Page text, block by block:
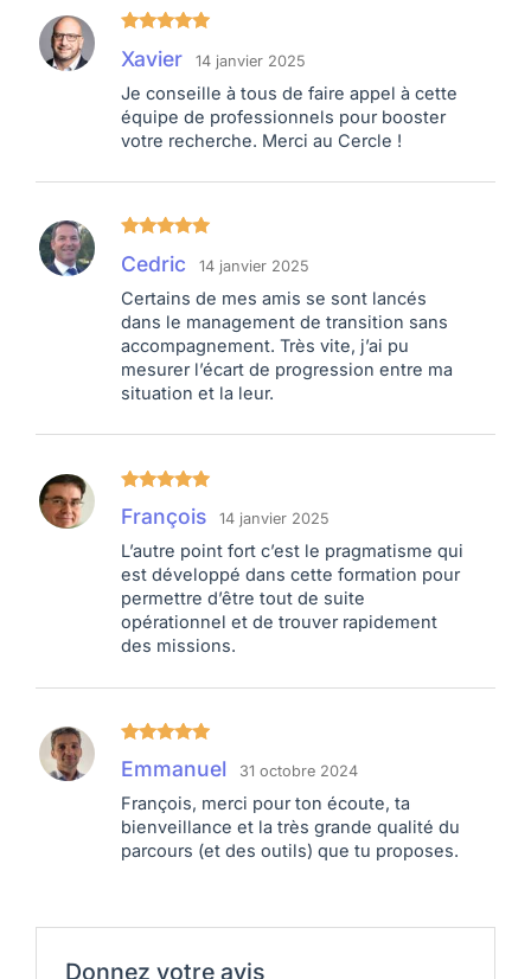
Note5
5
Xavier 14 janvier 2025
Je conseille à tous de faire appel à cette
équipe de professionnels pour booster
votre recherche. Merci au Cercle !
sur
5
Cedric 14 janvier 2025
Certains de mes amis se sont lancés
dans le management de transition sans
accompagnement. Très vite, j’ai pu
mesurer l’écart de progression entre ma
situation et la leur.
sur
5
François 14 janvier 2025
L’autre point fort c’est le pragmatisme qui
est développé dans cette formation pour
permettre d’être tout de suite
opérationnel et de trouver rapidement
des missions.
5
Emmanuel 31 octobre 2024
François, merci pour ton écoute, ta
bienveillance et la très grande qualité du
parcours (et des outils) que tu proposes.
Donnez votre avis